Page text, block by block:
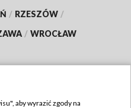
/ RZESZÓW /
/ WROCŁAW
aby wyrazić zgody na